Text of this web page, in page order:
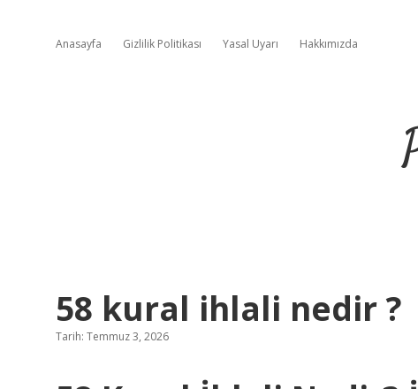
Anasayfa Gizlilik Politikası Yasal Uyarı Hakkımızda
58 kural ihlali nedir ?
Tarih: Temmuz 3, 2026